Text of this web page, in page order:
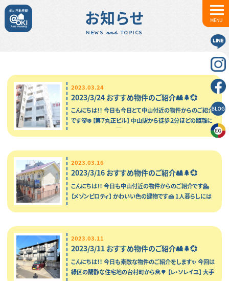
MENU
お知らせ
NEWS and TOPICS
2023.03.24
2023/3/24 おすすめ物件のご紹介🎎🌲💞
こんにちは！！ 今日も今日とて中山付近の物件からのご紹介
です🐻‍❄️ 【第７丸正ビル】 中山駅から徒歩２分ほどの距離に
ある、こちらの物件…
2023.03.16
2023/3/16 おすすめ物件のご紹介🎎🌲💞
こんにちは！！ 今日も中山付近の物件からのご紹介です💁
【メゾンピロティ】 かわいい色の建物です🍰 1人暮らしには
2023.03.11
2023/3/11 おすすめ物件のご紹介🎎🌲💞
こんにちは！！ 今日も素敵な物件のご紹介をします✨ 今回は
緑区の閑静な住宅地の台村町から🦧🌳 【レ・ソレイユ】 大手